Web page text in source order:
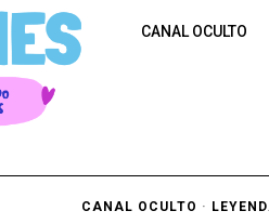
CANAL OCULTO
CANAL OCULTO ·